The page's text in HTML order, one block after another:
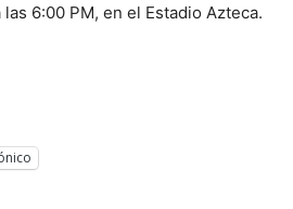
6:00 PM, en el Estadio Azteca.